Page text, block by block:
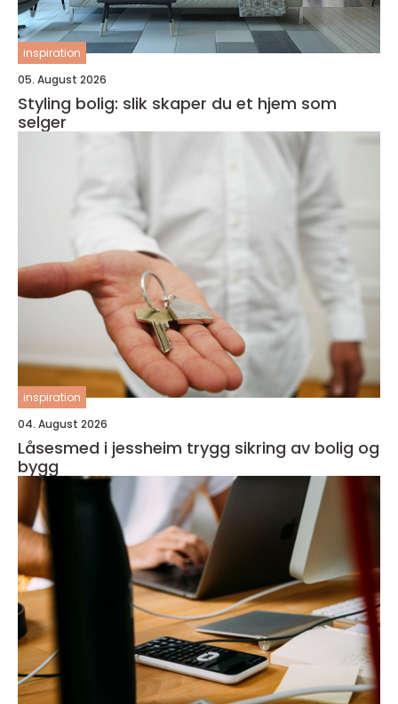
inspiration
05. August 2026
Styling bolig: slik skaper du et hjem som
selger
inspiration
04. August 2026
Låsesmed i jessheim trygg sikring av bolig og
bygg